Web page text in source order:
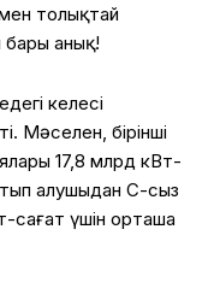
толықтай
бары анық!
келесі
Мәселен, бірінші
17,8 млрд кВт-
алушыдан ҚҚС-сыз
сағат үшін орташа